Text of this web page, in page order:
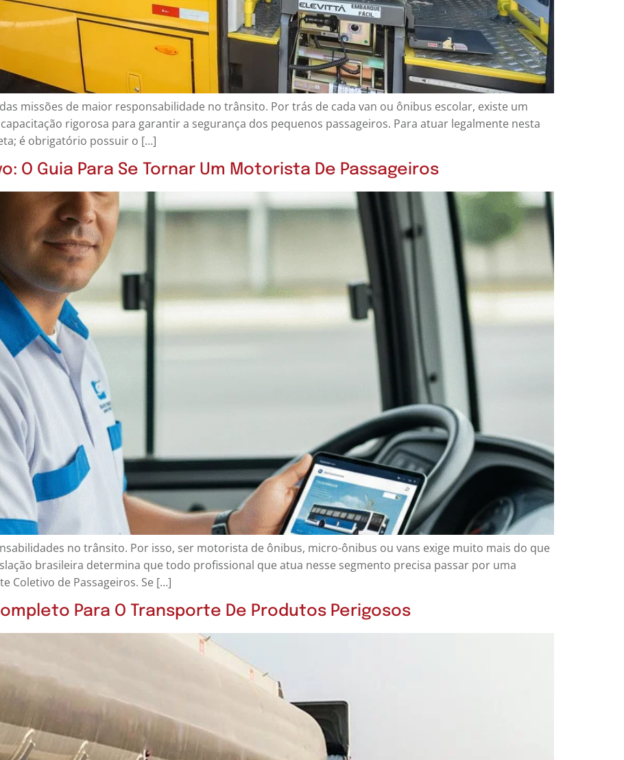
missões de maior responsabilidade no trânsito. Por trás de cada van ou ônibus escolar, existe um
rigorosa para garantir a segurança dos pequenos passageiros. Para atuar legalmente nesta
é obrigatório possuir o […]
O Guia Para Se Tornar Um Motorista De Passageiros
no trânsito. Por isso, ser motorista de ônibus, micro-ônibus ou vans exige muito mais do que
brasileira determina que todo profissional que atua nesse segmento precisa passar por uma
Coletivo de Passageiros. Se […]
Para O Transporte De Produtos Perigosos